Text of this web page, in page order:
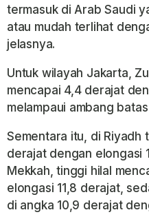
termasuk di Arab Saudi
atau mudah terlihat
jelasnya.
Untuk wilayah Jakarta,
mencapai 4,4 derajat
melampaui ambang
Sementara itu, di Riyadh
derajat dengan elongasi
Mekkah, tinggi hilal
elongasi 11,8 derajat,
di angka 10,9 derajat